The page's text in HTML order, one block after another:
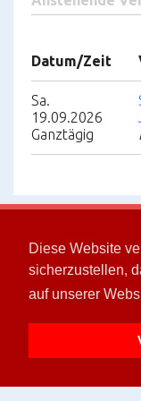
Diese Website
sicherzustellen,
auf unserer
Datum/Zeit
Sa.
19.09.2026
Ganztägig